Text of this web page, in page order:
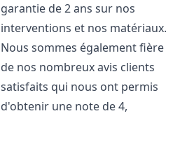
garantie de 2 ans sur nos
interventions et nos matériaux.
Nous sommes également fière
de nos nombreux avis clients
satisfaits qui nous ont permis
d'obtenir une note de 4,